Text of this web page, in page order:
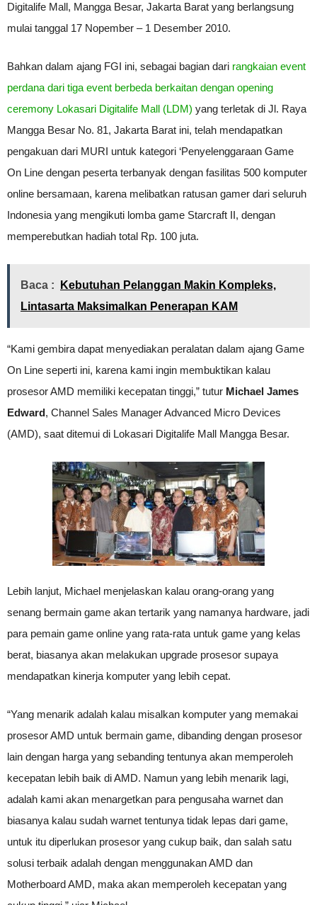
Digitalife Mall, Mangga Besar, Jakarta Barat yang berlangsung
mulai tanggal 17 Nopember – 1 Desember 2010.
Bahkan dalam ajang FGI ini, sebagai bagian dari rangkaian event
perdana dari tiga event berbeda berkaitan dengan opening
ceremony Lokasari Digitalife Mall (LDM) yang terletak di Jl. Raya
Mangga Besar No. 81, Jakarta Barat ini, telah mendapatkan
pengakuan dari MURI untuk kategori ‘Penyelenggaraan Game
On Line dengan peserta terbanyak dengan fasilitas 500 komputer
online bersamaan, karena melibatkan ratusan gamer dari seluruh
Indonesia yang mengikuti lomba game Starcraft II, dengan
memperebutkan hadiah total Rp. 100 juta.
Baca :
Kebutuhan Pelanggan Makin Kompleks,
Lintasarta Maksimalkan Penerapan KAM
“Kami gembira dapat menyediakan peralatan dalam ajang Game
On Line seperti ini, karena kami ingin membuktikan kalau
prosesor AMD memiliki kecepatan tinggi,” tutur Michael James
Edward, Channel Sales Manager Advanced Micro Devices
(AMD), saat ditemui di Lokasari Digitalife Mall Mangga Besar.
Lebih lanjut, Michael menjelaskan kalau orang-orang yang
senang bermain game akan tertarik yang namanya hardware, jadi
para pemain game online yang rata-rata untuk game yang kelas
berat, biasanya akan melakukan upgrade prosesor supaya
mendapatkan kinerja komputer yang lebih cepat.
“Yang menarik adalah kalau misalkan komputer yang memakai
prosesor AMD untuk bermain game, dibanding dengan prosesor
lain dengan harga yang sebanding tentunya akan memperoleh
kecepatan lebih baik di AMD. Namun yang lebih menarik lagi,
adalah kami akan menargetkan para pengusaha warnet dan
biasanya kalau sudah warnet tentunya tidak lepas dari game,
untuk itu diperlukan prosesor yang cukup baik, dan salah satu
solusi terbaik adalah dengan menggunakan AMD dan
Motherboard AMD, maka akan memperoleh kecepatan yang